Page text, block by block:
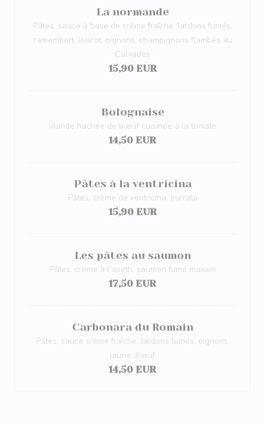
La normande
Pâtes, sauce à base de crème fraîche, lardons fumés,
camembert, livarot, oignons, champignons flambés au
Calvados
15,90 EUR
Bolognaise
Viande hachée de bœuf cuisinée à la tomate
14,50 EUR
Pâtes à la ventricina
Pâtes, crème de ventricina, burrata
15,90 EUR
Les pâtes au saumon
Pâtes, crème à l'aneth, saumon fumé maison
17,50 EUR
Carbonara du Romain
Pâtes, sauce crème fraîche, lardons fumés, oignons,
jaune d'œuf
14,50 EUR